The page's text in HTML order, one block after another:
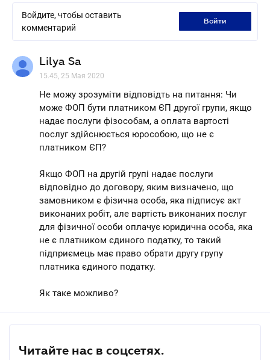
Войдите, чтобы оставить
комментарий
войти
Lilya Sa
15.45, 25 Мая 2020
Не можу зрозуміти відповідть на питання: Чи
може ФОП бути платником ЄП другої групи, якщо
надає послуги фізособам, а оплата вартості
послуг здійснюється юрособою, що не є
платником ЄП?
Якщо ФОП на другій групі надає послуги
відповідно до договору, яким визначено, що
замовником є фізична особа, яка підписує акт
виконаних робіт, але вартість виконаних послуг
для фізичної особи оплачує юридична особа, яка
не є платником єдиного податку, то такий
підприємець має право обрати другу групу
платника єдиного податку.
Як таке можливо?
Читайте нас в соцсетях.